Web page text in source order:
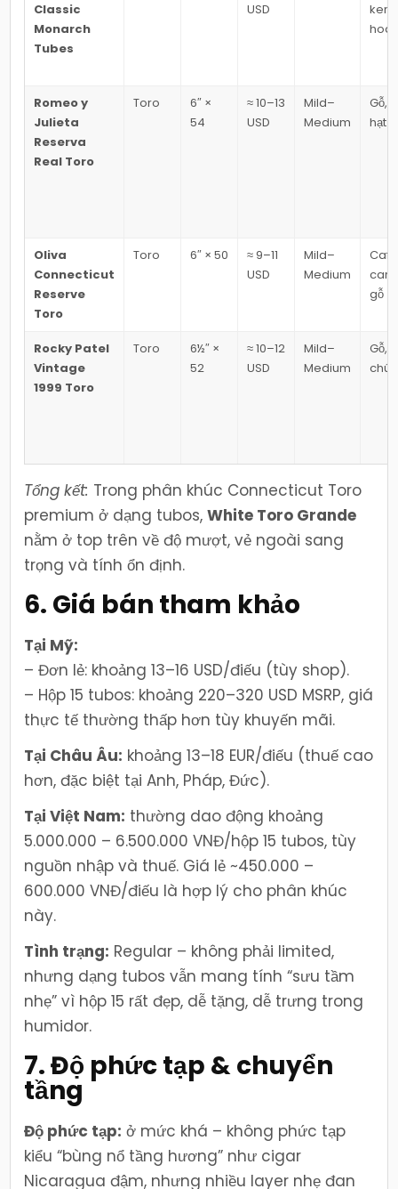
Classic
Monarch
Tubes
USD
kem,
hoa
Romeo y
Julieta
Reserva
Real Toro
Toro
6″ ×
54
≈ 10–13
USD
Mild–
Medium
Gỗ,
hạt
Oliva
Connecticut
Reserve
Toro
Toro 6″ × 50
≈ 9–11
USD
Mild–
Medium
gỗ
Rocky Patel
Vintage
1999 Toro
Toro
6½″ ×
52
≈ 10–12
USD
Mild–
Medium
Gỗ,
chút
Tổng kết: Trong phân khúc Connecticut Toro
premium ở dạng tubos,White Toro Grande
nằm ở top trên về độ mượt, vẻ ngoài sang
trọng và tính ổn định.
6. Giá bán tham khảo
Tại Mỹ:
– Đơn lẻ: khoảng 13–16 USD/điếu (tùy shop).
– Hộp 15 tubos: khoảng 220–320 USD MSRP, giá
thực tế thường thấp hơn tùy khuyến mãi.
Tại Châu Âu: khoảng 13–18 EUR/điếu (thuế cao
hơn, đặc biệt tại Anh, Pháp, Đức).
Tại Việt Nam: thường dao động khoảng
5.000.000 – 6.500.000 VNĐ/hộp 15 tubos, tùy
nguồn nhập và thuế. Giá lẻ ~450.000 –
600.000 VNĐ/điếu là hợp lý cho phân khúc
này.
Tình trạng: Regular – không phải limited,
nhưng dạng tubos vẫn mang tính “sưu tầm
nhẹ” vì hộp 15 rất đẹp, dễ tặng, dễ trưng trong
humidor.
7. Độ phức tạp & chuyển
tầng
Độ phức tạp: ở mức khá – không phức tạp
kiểu “bùng nổ tầng hương” như cigar
Nicaragua đậm, nhưng nhiều layer nhẹ đan